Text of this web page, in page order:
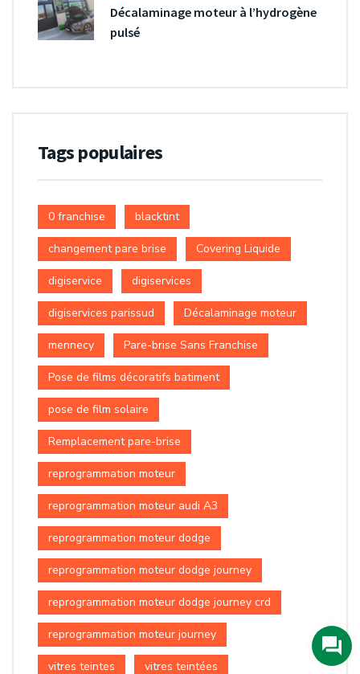
Décalaminage moteur à l’hydrogène
pulsé
Tags populaires
0 franchise blacktint
changement pare brise Covering Liquide
digiservice digiservices
digiservices parissud Décalaminage moteur
mennecy Pare-brise Sans Franchise
Pose de films décoratifs batiment
pose de film solaire
Remplacement pare-brise
reprogrammation moteur
reprogrammation moteur audi A3
reprogrammation moteur dodge
reprogrammation moteur dodge journey
reprogrammation moteur dodge journey crd
reprogrammation moteur journey
vitres teintes vitres teintées